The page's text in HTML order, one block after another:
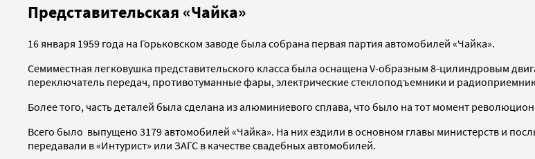
Представительская «Чайка»
16 января 1959 года на Горьковском заводе была собрана первая партия автомобилей «Чайка».
Семиместная легковушка представительского класса была оснащена V-образным 8-цилиндровым
переключатель передач, противотуманные фары, электрические стеклоподъемники и
Более того, часть деталей была сделана из алюминиевого сплава, что было на тот момент
Всего было выпущено 3179 автомобилей «Чайка». На них ездили в основном главы министерств и
передавали в «Интурист» или ЗАГС в качестве свадебных автомобилей.